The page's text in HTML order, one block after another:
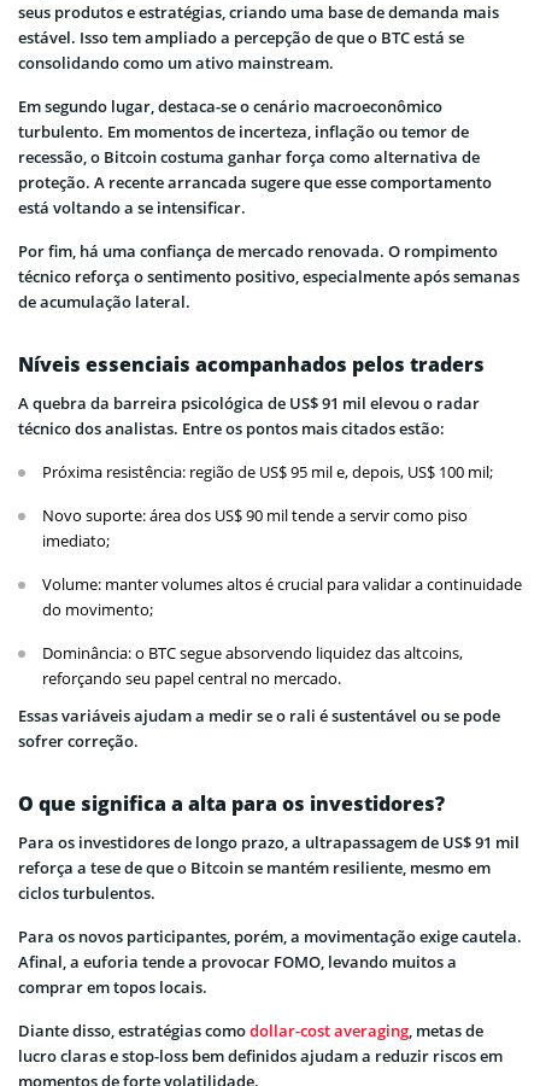
seus produtos e estratégias, criando uma base de demanda mais
estável. Isso tem ampliado a percepção de que o BTC está se
consolidando como um ativo mainstream.
Em segundo lugar, destaca-se o cenário macroeconômico
turbulento. Em momentos de incerteza, inflação ou temor de
recessão, o Bitcoin costuma ganhar força como alternativa de
proteção. A recente arrancada sugere que esse comportamento
está voltando a se intensificar.
Por fim, há uma confiança de mercado renovada. O rompimento
técnico reforça o sentimento positivo, especialmente após semanas
de acumulação lateral.
Níveis essenciais acompanhados pelos traders
A quebra da barreira psicológica de US$ 91 mil elevou o radar
técnico dos analistas. Entre os pontos mais citados estão:
Próxima resistência: região de US$ 95 mil e, depois, US$ 100 mil;
Novo suporte: área dos US$ 90 mil tende a servir como piso
imediato;
Volume: manter volumes altos é crucial para validar a continuidade
do movimento;
Dominância: o BTC segue absorvendo liquidez das altcoins,
reforçando seu papel central no mercado.
Essas variáveis ajudam a medir se o rali é sustentável ou se pode
sofrer correção.
O que significa a alta para os investidores?
Para os investidores de longo prazo, a ultrapassagem de US$ 91 mil
reforça a tese de que o Bitcoin se mantém resiliente, mesmo em
ciclos turbulentos.
Para os novos participantes, porém, a movimentação exige cautela.
Afinal, a euforia tende a provocar FOMO, levando muitos a
comprar em topos locais.
Diante disso, estratégias comodollar-cost averaging, metas de
lucro claras e stop-loss bem definidos ajudam a reduzir riscos em
momentos de forte volatilidade.